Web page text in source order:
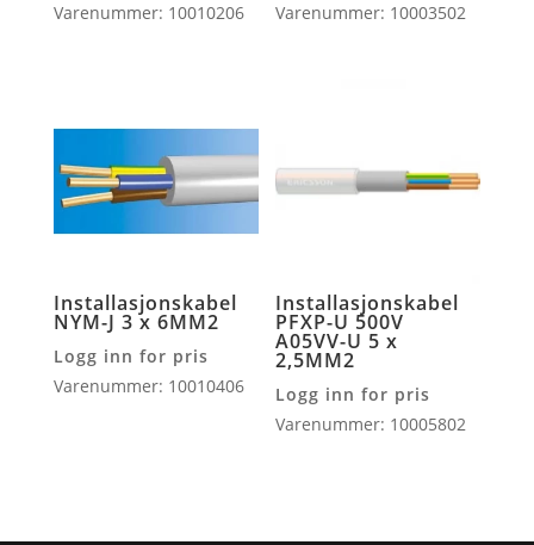
Varenummer: 10010206
Varenummer: 10003502
Installasjonskabel
NYM-J 3 x 6MM2
Logg inn for pris
Varenummer: 10010406
Installasjonskabel
PFXP-U 500V
A05VV-U 5 x
2,5MM2
Logg inn for pris
Varenummer: 10005802